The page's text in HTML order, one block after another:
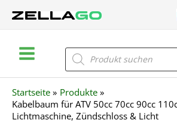
Inhalt
Menu
Products
search
Startseite
Produkte
Kabelbaum für ATV 50cc 70cc 90cc
Lichtmaschine, Zündschloss & Licht